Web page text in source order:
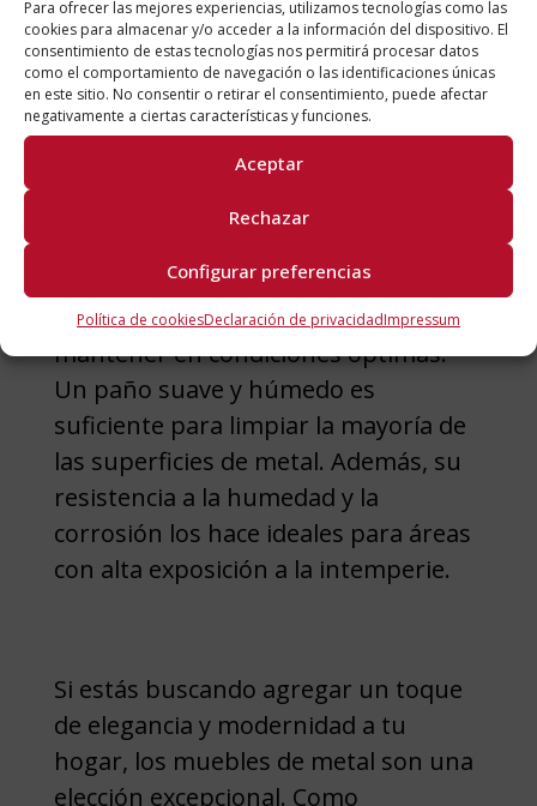
Para ofrecer las mejores experiencias, utilizamos tecnologías como las
cookies para almacenar y/o acceder a la información del dispositivo. El
consentimiento de estas tecnologías nos permitirá procesar datos
como el comportamiento de navegación o las identificaciones únicas
en este sitio. No consentir o retirar el consentimiento, puede afectar
negativamente a ciertas características y funciones.
Aceptar
Rechazar
Configurar preferencias
Política de cookiesDeclaración de privacidadImpressum
mesas plegables que ahorran espacio
hasta estanterías que optimizan el
almacenamiento, estas piezas
pueden ser tanto bonitas como
A diferencia de algunos materiales de
muebles, el metal es fácil de
mantener en condiciones óptimas.
Un paño suave y húmedo es
suficiente para limpiar la mayoría de
las superficies de metal. Además, su
resistencia a la humedad y la
corrosión los hace ideales para áreas
con alta exposición a la intemperie.
Si estás buscando agregar un toque
de elegancia y modernidad a tu
hogar, los muebles de metal son una
elección excepcional. Como